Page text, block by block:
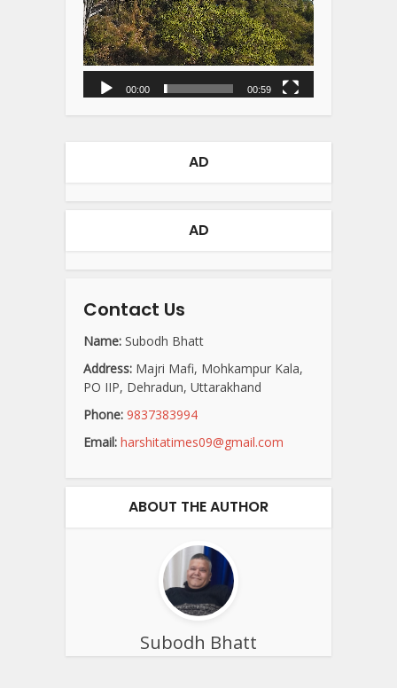
00:00 00:59
AD
AD
Contact Us
Name: Subodh Bhatt
Address: Majri Mafi, Mohkampur Kala,
PO IIP, Dehradun, Uttarakhand
Phone: 9837383994
Email: harshitatimes09@gmail.com
ABOUT THE AUTHOR
Subodh Bhatt